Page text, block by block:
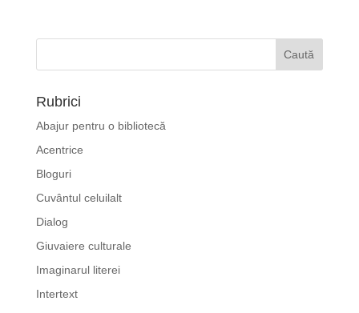
Rubrici
Abajur pentru o bibliotecă
Acentrice
Bloguri
Cuvântul celuilalt
Dialog
Giuvaiere culturale
Imaginarul literei
Intertext